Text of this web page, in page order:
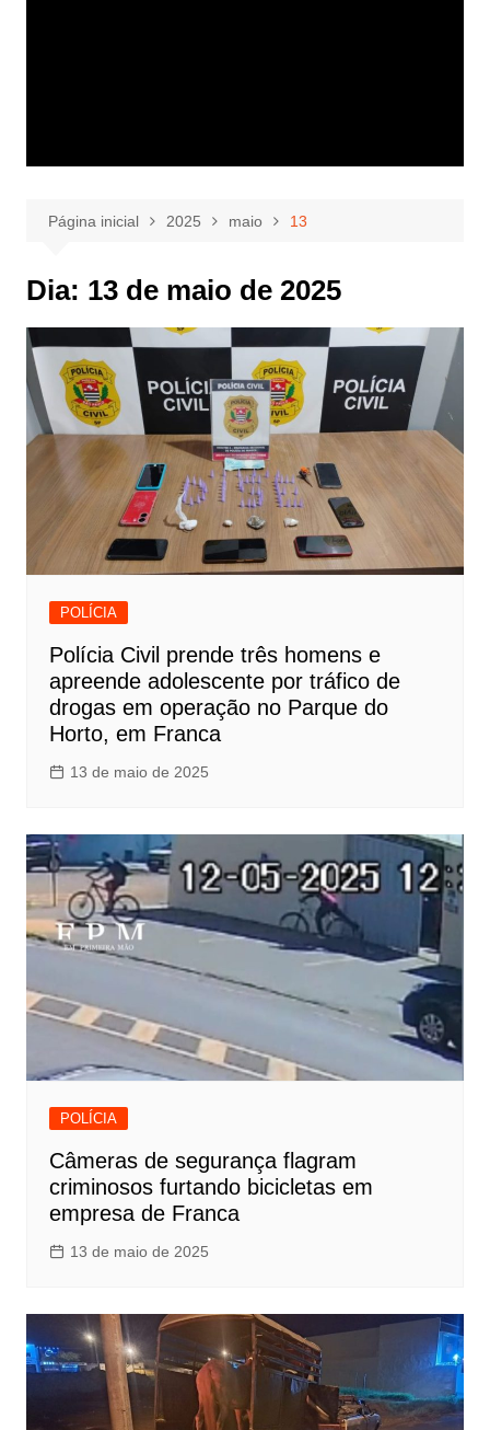
Página inicial 2025 maio 13
Dia: 13 de maio de 2025
POLÍCIA
Polícia Civil prende três homens e
apreende adolescente por tráfico de
drogas em operação no Parque do
Horto, em Franca
13 de maio de 2025
POLÍCIA
Câmeras de segurança flagram
criminosos furtando bicicletas em
empresa de Franca
13 de maio de 2025